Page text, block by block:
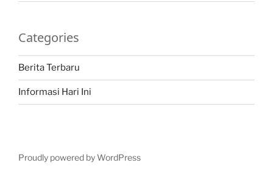
Categories
Berita Terbaru
Informasi Hari Ini
Proudly powered by WordPress